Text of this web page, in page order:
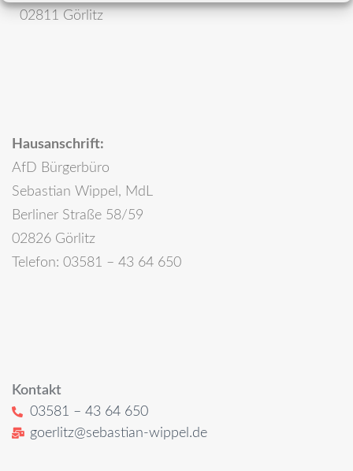
02811 Görlitz
Hausanschrift:
AfD Bürgerbüro
Sebastian Wippel, MdL
Berliner Straße 58/59
02826 Görlitz
Telefon: 03581 – 43 64 650
Kontakt
03581 – 43 64 650
goerlitz@sebastian-wippel.de